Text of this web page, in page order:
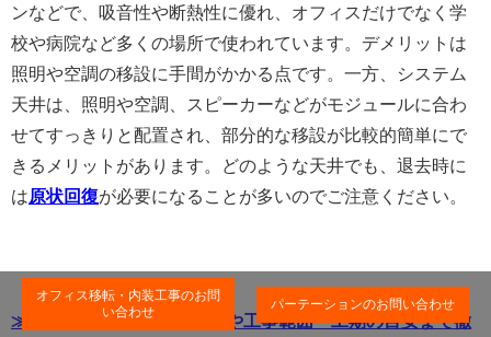
ンなどで、吸音性や断熱性に優れ、オフィスだけでなく学
校や病院など多くの場所で使われています。デメリットは
照明や空調の移設に手間がかかる点です。一方、システム
天井は、照明や空調、スピーカーなどがモジュールに合わ
せてすっきりと配置され、部分的な移設が比較的簡単にで
きるメリットがあります。どのような天井でも、退去時に
は原状回復が必要になることが多いのでご注意ください。
≫ 原状回復工事とは？費用や工事範囲・工期の目安まで徹
オフィス移転・内装工事のお問
い合わせ
パーテーションのお問い合わせ